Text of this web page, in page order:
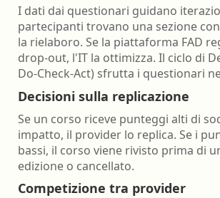
I dati dai questionari guidano
partecipanti trovano una sezione
la rielaboro. Se la piattaforma FAD
drop-out, l'IT la ottimizza. Il ciclo di
Do-Check-Act) sfrutta i questionari
Decisioni sulla replicazione
Se un corso riceve punteggi alti di
impatto, il provider lo replica. Se i
bassi, il corso viene rivisto prima di
edizione o cancellato.
Competizione tra provider